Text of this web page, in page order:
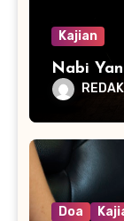
Kajian
Nabi
Doa